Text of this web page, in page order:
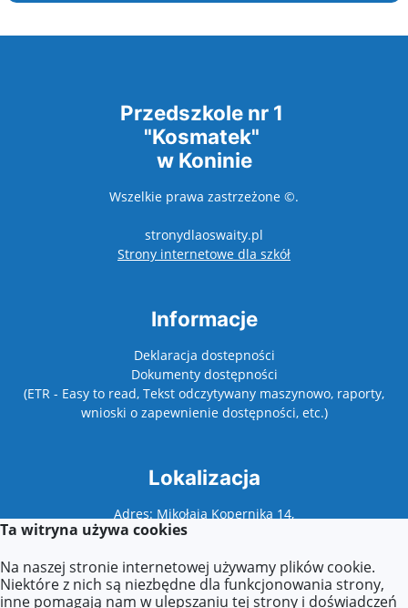
Przedszkole nr 1
"Kosmatek"
w Koninie
Wszelkie prawa zastrzeżone ©.
stronydlaoswaity.pl
Strony internetowe dla szkółotwiera się w
Informacje
Deklaracja dostepności
Dokumenty dostępności
(ETR - Easy to read, Tekst odczytywany maszynowo, raporty,
wnioski o zapewnienie dostępności, etc.)
Lokalizacja
Adres: Mikołaja Kopernika 14,
Ta witryna używa cookies
Na naszej stronie internetowej używamy plików cookie.
Niektóre z nich są niezbędne dla funkcjonowania strony,
inne pomagają nam w ulepszaniu tej strony i doświadczeń